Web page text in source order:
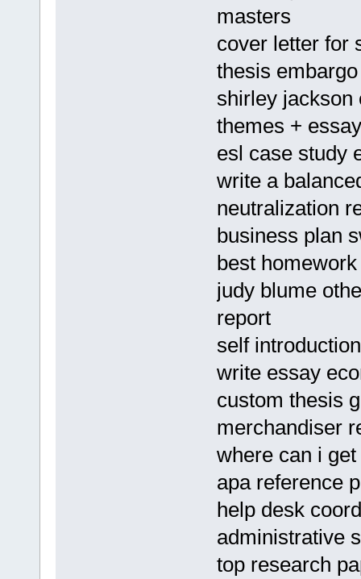
masters
cover letter for
thesis
shirley jackson
themes +
esl case study
write a
neutralization
business plan
best
judy blume
report
self
write essay
custom thesis
merchandiser
where can i
apa reference
help desk
administrative
top research